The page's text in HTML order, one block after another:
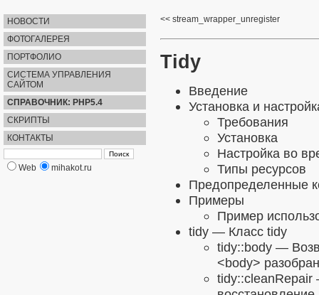
НОВОСТИ
ФОТОГАЛЕРЕЯ
ПОРТФОЛИО
СИСТЕМА УПРАВЛЕНИЯ
САЙТОМ
СПРАВОЧНИК: PHP5.4
СКРИПТЫ
КОНТАКТЫ
Web mihakot.ru
stream_wrapper_unregister
Tidy
Введение
Установка и
Требования
Установка
Настройка во
Типы ресурсов
Предопределенные
Примеры
Пример
tidy — Класс tidy
tidy::body —
<body>
tidy::cleanRepair